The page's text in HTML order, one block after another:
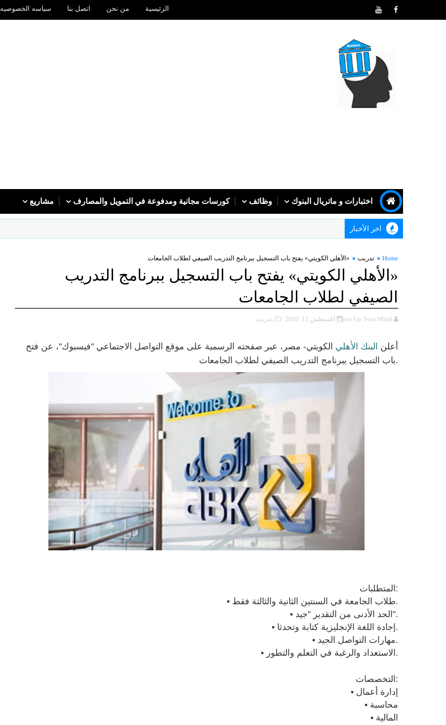
الرئيسية من نحن اتصل بنا سياسه الخصوصيه
اختبارات و ماتريال البنوك وظائف كورسات مجانية ومدفوعة في التمويل والمصارف مشاريع
اخر الأخبار
Home تدريب «الأهلي الكويتي» يفتح باب التسجيل ببرنامج التدريب الصيفي لطلاب الجامعات
«الأهلي الكويتي» يفتح باب التسجيل ببرنامج التدريب
الصيفي لطلاب الجامعات
Grow Up Your Mind أغسطس 12, 2020 ,تدريب
أعلن البنك الأهلي الكويتي- مصر، عبر صفحته الرسمية على موقع التواصل الاجتماعي "فيسبوك"، عن فتح
باب التسجيل ببرنامج التدريب الصيفي لطلاب الجامعات.
المتطلبات:
• طلاب الجامعة في السنتين الثانية والثالثة فقط.
• الحد الأدنى من التقدير "جيد".
• إجادة اللغة الإنجليزية كتابة وتحدثا.
• مهارات التواصل الجيد.
• الاستعداد والرغبة في التعلم والتطور.
التخصصات:
• إدارة أعمال
• محاسبة
• المالية